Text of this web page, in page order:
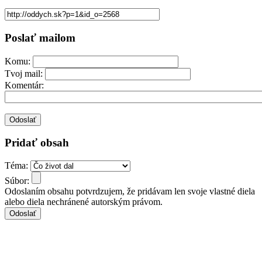
Poslať mailom
Komu:
Tvoj mail:
Komentár:
Pridať obsah
Téma:
Súbor:
Odoslaním obsahu potvrdzujem, že pridávam len svoje vlastné diela
alebo diela nechránené autorským právom.